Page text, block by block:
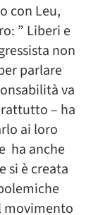
con Leu,
” Liberi e
non
parlare
va
– ha
ai loro
ha anche
si è creata
movimento